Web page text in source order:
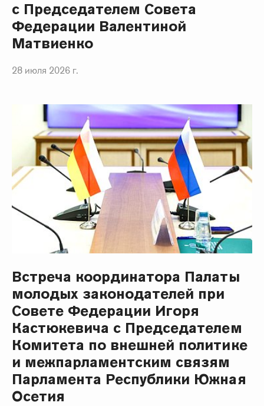
с Председателем Совета
Федерации Валентиной
Матвиенко
28 июля 2026 г.
Встреча координатора Палаты
молодых законодателей при
Совете Федерации Игоря
Кастюкевича с Председателем
Комитета по внешней политике
и межпарламентским связям
Парламента Республики Южная
Осетия